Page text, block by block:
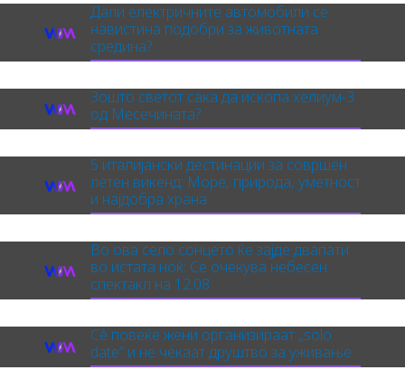
Дали електричните автомобили се
навистина подобри за животната
средина?
Зошто светот сака да ископа хелиум-3
од Месечината?
5 италијански дестинации за совршен
летен викенд: Море, природа, уметност
и најдобра храна
Во ова село сонцето ќе зајде двапати
во истата ноќ: Се очекува небесен
спектакл на 12.08
Сè повеќе жени организираат „solo
date“ и не чекаат друштво за уживање